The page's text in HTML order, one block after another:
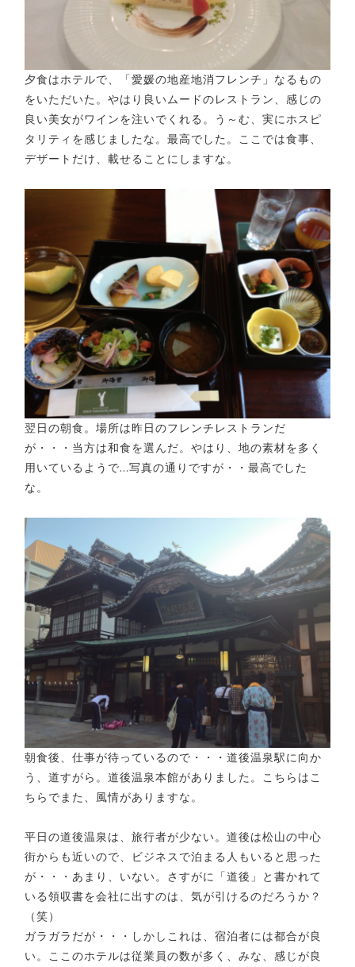
夕食はホテルで、「愛媛の地産地消フレンチ」なるもの
をいただいた。やはり良いムードのレストラン、感じの
良い美女がワインを注いでくれる。う～む、実にホスピ
タリティを感じましたな。最高でした。ここでは食事、
デザートだけ、載せることにしますな。
翌日の朝食。場所は昨日のフレンチレストランだ
が・・・当方は和食を選んだ。やはり、地の素材を多く
用いているようで…写真の通りですが・・最高でした
な。
朝食後、仕事が待っているので・・・道後温泉駅に向か
う、道すがら。道後温泉本館がありました。こちらはこ
ちらでまた、風情がありますな。
平日の道後温泉は、旅行者が少ない。道後は松山の中心
街からも近いので、ビジネスで泊まる人もいると思った
が・・・あまり、いない。さすがに「道後」と書かれて
いる領収書を会社に出すのは、気が引けるのだろうか？
（笑）
ガラガラだが・・・しかしこれは、宿泊者には都合が良
い。ここのホテルは従業員の数が多く、みな、感じが良